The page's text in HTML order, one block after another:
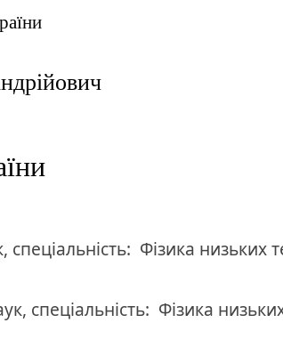
, спеціальність: Фізика низьких
, спеціальність: Фізика